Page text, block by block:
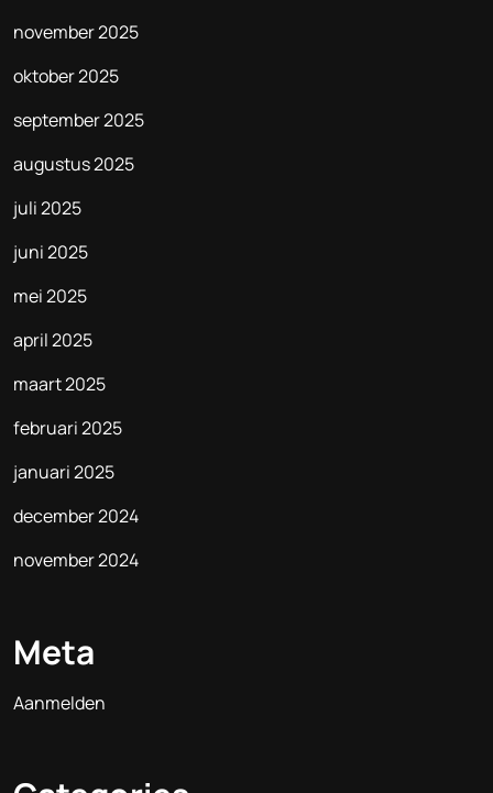
november 2025
oktober 2025
september 2025
augustus 2025
juli 2025
juni 2025
mei 2025
april 2025
maart 2025
februari 2025
januari 2025
december 2024
november 2024
Meta
Aanmelden